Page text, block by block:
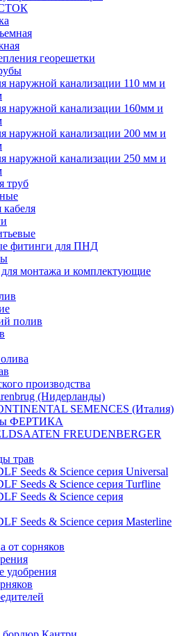
георешетки
наружной канализации 110 мм и
наружной канализации 160мм и
наружной канализации 200 мм и
наружной канализации 250 мм и
труб
фитинги для ПНД
монтажа и комплектующие
полив
производства
(Нидерланды)
SEMENCES (Италия)
ФЕРТИКА
FREUDENBERGER
трав
Seeds & Sciеnce серия Universal
Seeds & Sciеnce серия Turfline
Seeds & Sciеnce серия
Seeds & Sciеnce серия Masterline
от сорняков
удобрения